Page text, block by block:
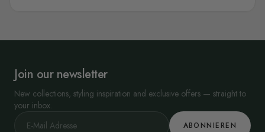
Join our newsletter
New collections, styling inspiration and exclusive offers — straight to
your inbox.
ABONNIEREN